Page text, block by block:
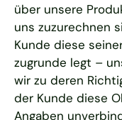
über unsere
uns zuzurechnen
Kunde diese
zugrunde legt –
wir zu deren
der Kunde diese
Angaben